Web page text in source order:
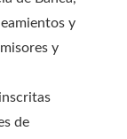
y
y
de